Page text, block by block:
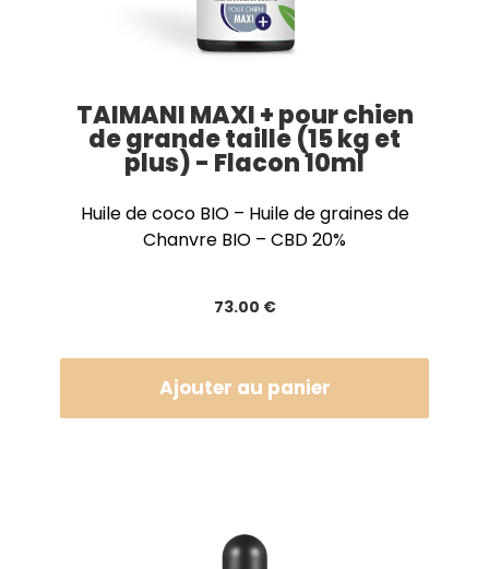
TAIMANI MAXI + pour chien
de grande taille (15 kg et
plus) - Flacon 10ml
Huile de coco BIO – Huile de graines de
Chanvre BIO – CBD 20%
73.00 €